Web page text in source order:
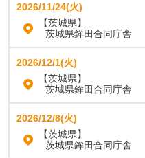
2026/11/24(火)
【茨城県】
茨城県鉾田合同庁舎
2026/12/1(火)
【茨城県】
茨城県鉾田合同庁舎
2026/12/8(火)
【茨城県】
茨城県鉾田合同庁舎